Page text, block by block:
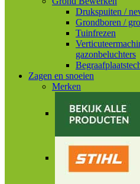
Drukspuiten /
Grondboren /
Tuinfrezen
gazonbeluchters
Zagen en snoeien
Merken